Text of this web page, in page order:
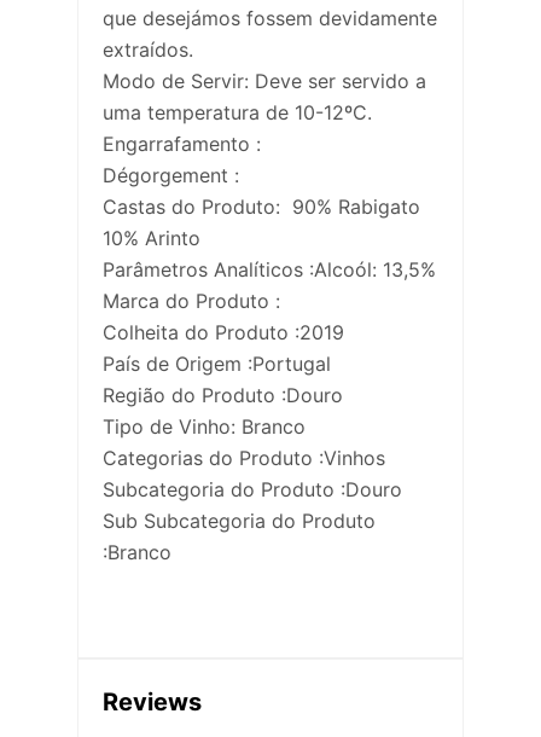
que desejámos fossem devidamente
extraídos.
Modo de Servir: Deve ser servido a
uma temperatura de 10-12ºC.
Engarrafamento :
Dégorgement :
Castas do Produto: 90% Rabigato
10% Arinto
Parâmetros Analíticos :Alcoól: 13,5%
Marca do Produto :
Colheita do Produto :2019
País de Origem :Portugal
Região do Produto :Douro
Tipo de Vinho: Branco
Categorias do Produto :Vinhos
Subcategoria do Produto :Douro
Sub Subcategoria do Produto
:Branco
Reviews